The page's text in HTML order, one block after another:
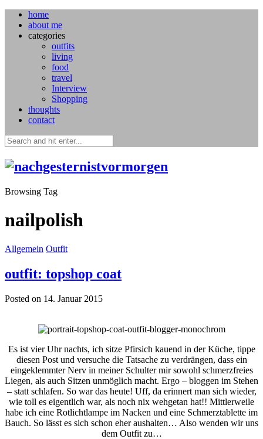
home
about me
categories
outfits
living
food
travel
Interview
Shopping
thoughts
contact
Browsing Tag
nailpolish
Allgemein Outfit
outfit: topshop coat
Posted on 14. Januar 2015
Es ist vier Uhr nachts, ich sitze Pfirsich kauend in der Küche, tippe
diesen Post und versuche die Tatsache zu verdrängen, dass ein
eingeklemmter Nerv in meiner Schulter mir sowohl schmerzfreies
Liegen, als auch Sitzen unmöglich macht. Ergo – bloggen im Stehen
– statt schlafen. So war das heute! Uff, da erinnert man sich wieder,
wie toll es eigentlich war, als noch nix wehgetan hat!! Mittlerweile
habe ich eine Rotlichtlampe im Nacken und eine Schmerztablette im
Bauch. So lässt es sich schon eher aushalten… Also wenden wir uns
dem Outfit zu…